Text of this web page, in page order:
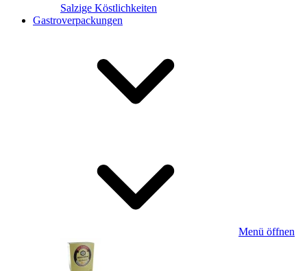
Salzige Köstlichkeiten
Gastroverpackungen
Menü öffnen